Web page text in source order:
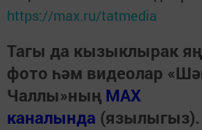
https://max.ru/tatmedia
Тагы да кызыклырак
фото һәм видеолар
Чаллы»ның MAX
каналында (язылыгыз).